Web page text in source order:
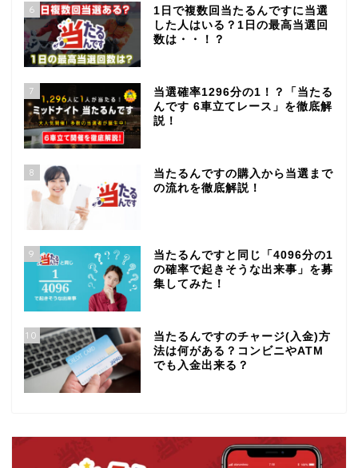
6
1日で複数回当たるんですに当選
した人はいる？1日の最高当選回
数は・・！？
7
当選確率1296分の1！？「当たる
んです 6車立てレース」を徹底解
説！
8
当たるんですの購入から当選まで
の流れを徹底解説！
9
当たるんですと同じ「4096分の1
の確率で起きそうな出来事」を募
集してみた！
10
当たるんですのチャージ(入金)方
法は何がある？コンビニやATM
でも入金出来る？